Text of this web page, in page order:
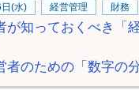
(水) 経営管理 財務
が知っておくべき「
者のための「数字の